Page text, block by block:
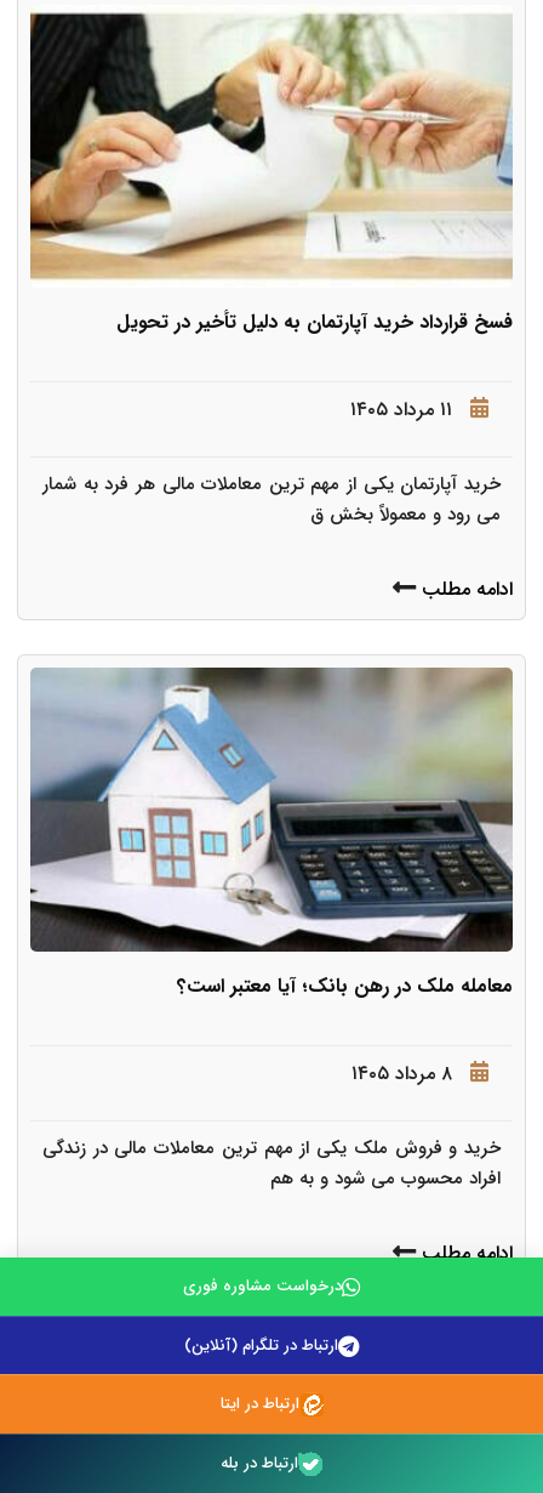
فسخ قرارداد خرید آپارتمان به دلیل تأخیر در تحویل
۱۱ مرداد ۱۴۰۵
خرید آپارتمان یکی از مهم ترین معاملات مالی هر فرد به شمار
می رود و معمولاً بخش ق
ادامه مطلب
معامله ملک در رهن بانک؛ آیا معتبر است؟
۸ مرداد ۱۴۰۵
خرید و فروش ملک یکی از مهم ترین معاملات مالی در زندگی
افراد محسوب می شود و به هم
ادامه مطلب
درخواست مشاوره فوری
ارتباط در تلگرام (آنلاین)
ارتباط در ایتا
ارتباط در بله